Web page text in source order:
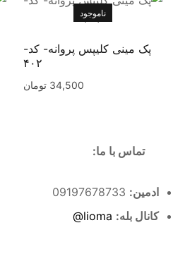
ناموجود
پک مینی کلیپس پروانه- کد-
۴۰۲
34,500 تومان
تماس با ما:
ادمین:
کانال بله: lioma@